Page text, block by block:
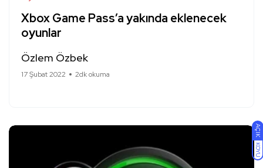
AÇIK
KOYU
Xbox Game Pass’a yakında eklenecek
oyunlar
Özlem Özbek
17 Şubat 2022 2dk okuma